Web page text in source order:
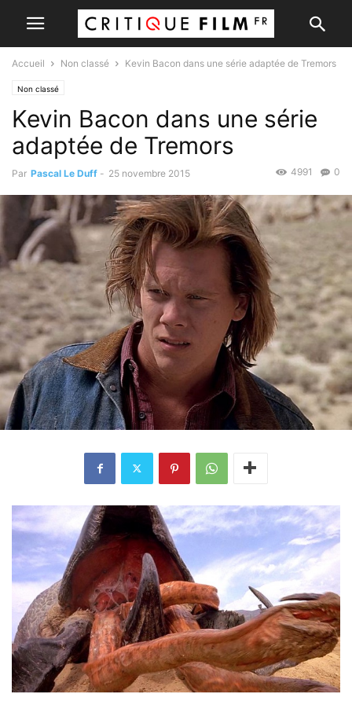
Accueil Non classé Kevin Bacon dans une série adaptée de Tremors
Non classé
Kevin Bacon dans une série
adaptée de Tremors
Par Pascal Le Duff - 25 novembre 2015 0
4991